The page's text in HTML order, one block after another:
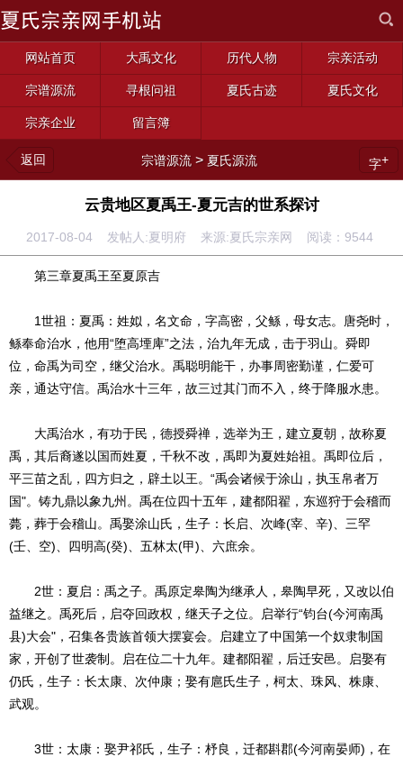
网站首页 大禹文化 历代人物 宗亲活动
宗谱源流 寻根问祖 夏氏古迹 夏氏文化
宗亲企业 留言簿
返回 宗谱源流 > 夏氏源流 字+
云贵地区夏禹王-夏元吉的世系探讨
2017-08-04 发帖人:夏明府 来源:夏氏宗亲网 阅读： 9544
第三章夏禹王至夏原吉
1世祖：夏禹：姓姒，名文命，字高密，父鲧，母女志。唐尧时，
鲧奉命治水，他用“堕高堙庳”之法，治九年无成，击于羽山。舜即
位，命禹为司空，继父治水。禹聪明能干，办事周密勤谨，仁爱可
亲，通达守信。禹治水十三年，故三过其门而不入，终于降服水患。
大禹治水，有功于民，德授舜禅，选举为王，建立夏朝，故称夏
禹，其后裔遂以国而姓夏，千秋不改，禹即为夏姓始祖。禹即位后，
平三苗之乱，四方归之，辟土以王。“禹会诸候于涂山，执玉帛者万
国"。铸九鼎以象九州。禹在位四十五年，建都阳翟，东巡狩于会稽而
薨，葬于会稽山。禹娶涂山氏，生子：长启、次峰(宰、辛)、三罕
(壬、空)、四明高(癸)、五林太(甲)、六庶余。
2世：夏启：禹之子。禹原定皋陶为继承人，皋陶早死，又改以伯
益继之。禹死后，启夺回政权，继天子之位。启举行“钧台(今河南禹
县)大会"，召集各贵族首领大摆宴会。启建立了中国第一个奴隶制国
家，开创了世袭制。启在位二十九年。建都阳翟，后迁安邑。启娶有
仍氏，生子：长太康、次仲康；娶有扈氏生子，柯太、珠风、株康、
武观。
3世：太康：娶尹祁氏，生子：杼良，迁都斟郡(今河南晏师)，在